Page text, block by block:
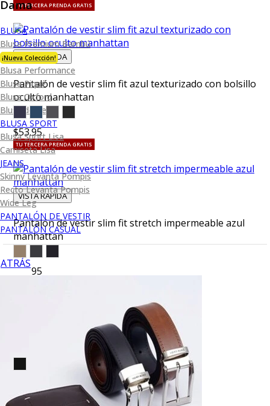
Dama
BLUSA
Blusa Premium Bambú
¡Nueva Colección!
Blusa Performance
Blusa Piqué
Blusa Oxford
Blusa de Vestir
BLUSA SPORT
Blusa Sport Lisa
Camiseta Lisa
JEANS
Skinny Levanta Pompis
Recto Levanta Pompis
Wide Leg
PANTALÓN DE VESTIR
PANTALÓN CASUAL
ATRÁS
TU TERCERA PRENDA GRATIS
VISTA RAPIDA
Pantalón de vestir slim fit azul texturizado con bolsillo
oculto manhattan
$53.95
TU TERCERA PRENDA GRATIS
VISTA RAPIDA
Pantalón de vestir slim fit stretch impermeable azul
manhattan
$49.95
Jeans skinny fit 721 azul oscuro
TU TERCERA PRENDA GRATIS